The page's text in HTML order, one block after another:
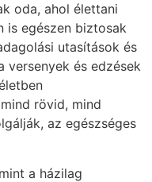
oda, ahol élettani
is egészen biztosak
utasítások és
versenyek és edzések
rövid, mind
az egészséges
a házilag